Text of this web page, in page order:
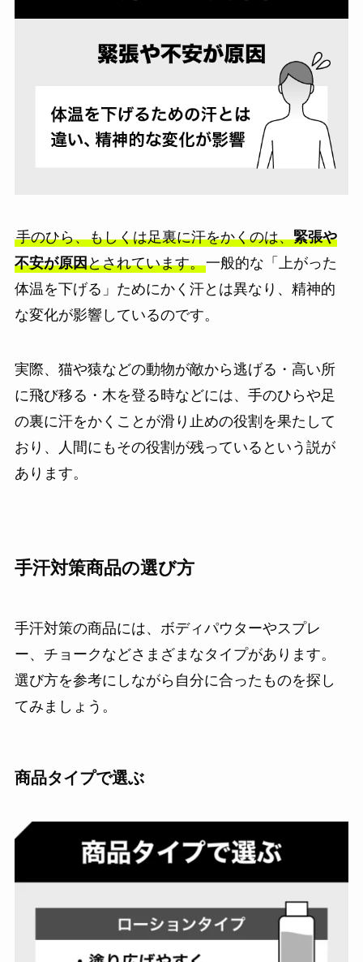
手のひら、もしくは足裏に汗をかくのは、緊張や
不安が原因とされています。一般的な「上がった
体温を下げる」ためにかく汗とは異なり、精神的
な変化が影響しているのです。
実際、猫や猿などの動物が敵から逃げる・高い所
に飛び移る・木を登る時などには、手のひらや足
の裏に汗をかくことが滑り止めの役割を果たして
おり、人間にもその役割が残っているという説が
あります。
手汗対策商品の選び方
手汗対策の商品には、ボディパウターやスプレ
ー、チョークなどさまざまなタイプがあります。
選び方を参考にしながら自分に合ったものを探し
てみましょう。
商品タイプで選ぶ